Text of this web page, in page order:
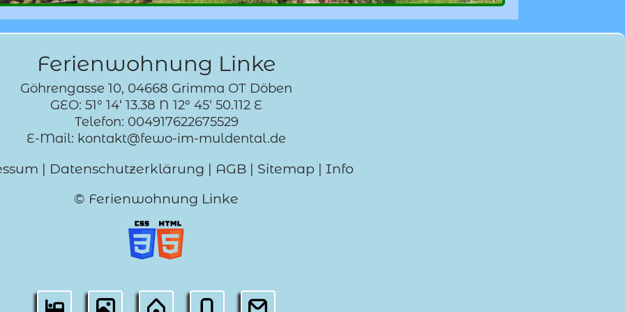
Ferienwohnung Linke
Göhrengasse 10, 04668 Grimma OT Döben
GEO: 51° 14‘ 13.38 N 12° 45‘ 50.112 E
Telefon: 004917622675529
E-Mail: kontakt@fewo-im-muldental.de
| Datenschutzerklärung | AGB| Sitemap | Info
© Ferienwohnung Linke